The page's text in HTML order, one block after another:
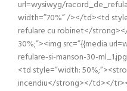
url=wysiwyg/
width=”70%” /></td><td
refulare cu robinet</
30%;”><img src=”{{media
refulare-si-manson-30-
<td style=”width:
incendiu</strong></td></